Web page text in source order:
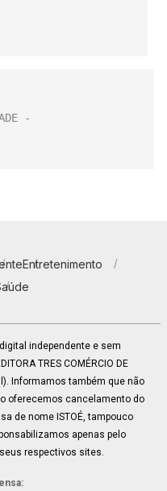
Entretenimento
digital independente e sem
TRES COMÉRCIO DE
Informamos também que não
oferecemos cancelamento do
de nome ISTOÉ, tampouco
apenas pelo
respectivos sites.